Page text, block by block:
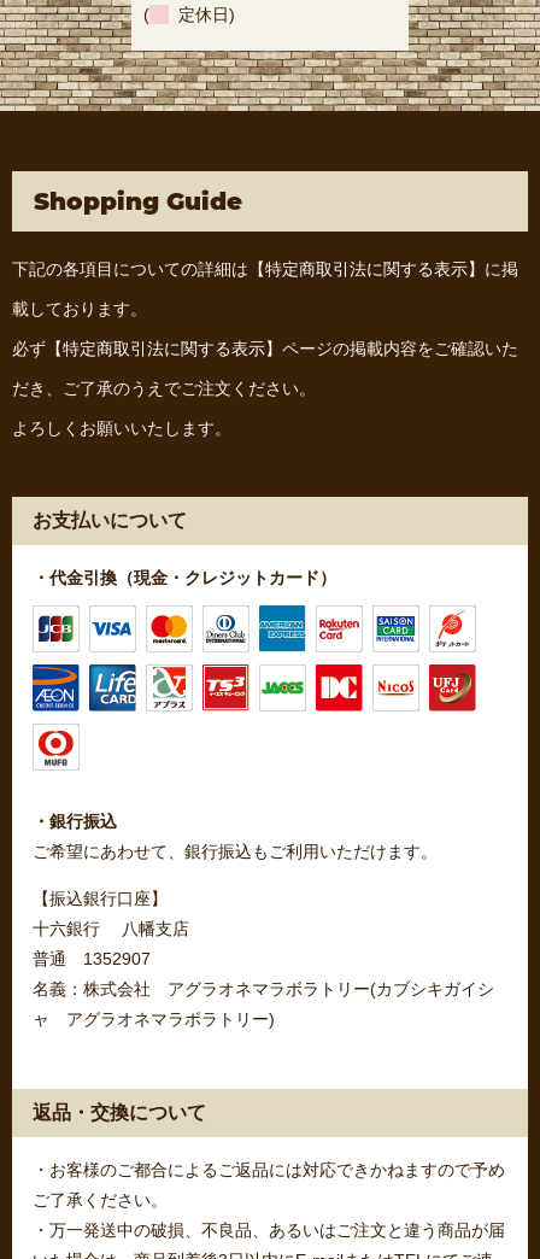
( 定休日)
Shopping Guide
下記の各項目についての詳細は 【特定商取引法に関する表示】 に掲
載しております。
必ず 【特定商取引法に関する表示】 ページの掲載内容をご確認いた
だき、ご了承のうえでご注文ください。
よろしくお願いいたします。
お支払いについて
・代金引換（現金・クレジットカード）
・銀行振込
ご希望にあわせて、銀行振込もご利用いただけます。
【振込銀行口座】
十六銀行 八幡支店
普通 1352907
名義：株式会社 アグラオネマラボラトリー(カブシキガイシ
ャ アグラオネマラボラトリー)
返品・交換について
・お客様のご都合によるご返品には対応できかねますので予め
ご了承ください。
・万一発送中の破損、不良品、あるいはご注文と違う商品が届